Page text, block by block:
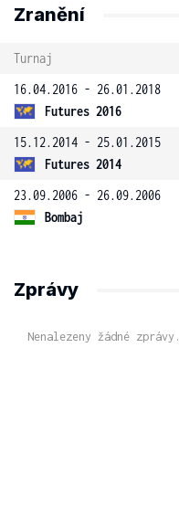
Zranění
Turnaj
16.04.2016 - 26.01.2018
Futures 2016
15.12.2014 - 25.01.2015
Futures 2014
23.09.2006 - 26.09.2006
Bombaj
Zprávy
Nenalezeny žádné zprávy.